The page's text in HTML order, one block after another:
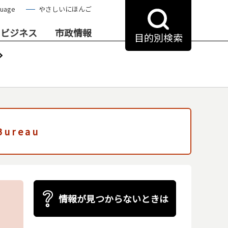
やさしいにほんご
ジネス 市政情報 目的別検索
情報が見つからないときは